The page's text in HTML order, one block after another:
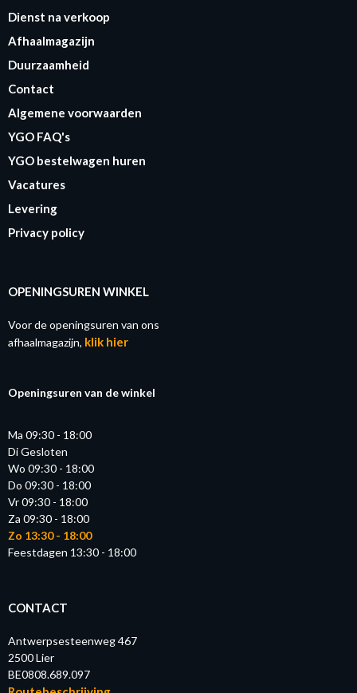
Dienst na verkoop
Afhaalmagazijn
Duurzaamheid
Contact
Algemene voorwaarden
YGO FAQ's
YGO bestelwagen huren
Vacatures
Levering
Privacy policy
OPENINGSUREN WINKEL
Voor de openingsuren van ons
afhaalmagazijn, klik hier
Openingsuren van de winkel
Ma 09:30 - 18:00
Di Gesloten
Wo 09:30 - 18:00
Do 09:30 - 18:00
Vr 09:30 - 18:00
Za 09:30 - 18:00
Zo 13:30 - 18:00
Feestdagen 13:30 - 18:00
CONTACT
Antwerpsesteenweg 467
2500 Lier
BE0808.689.097